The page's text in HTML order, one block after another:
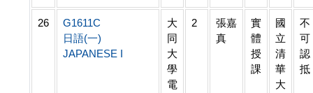
26
G1611C
日語(一)
JAPANESE I
大
同
大
學
電
2
張嘉
真
實
體
授
課
國
立
清
華
大
不
可
認
抵